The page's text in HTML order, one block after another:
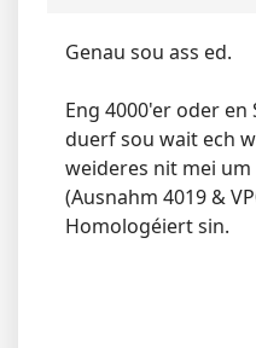
Genau sou ass ed.
Eng 4000'er oder en
duerf sou wait ech
weideres nit mei um
(Ausnahm 4019 &
Homologéiert sin.